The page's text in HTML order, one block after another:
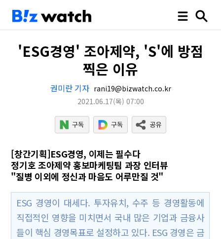
'ESG경영' 조아제약, 'S'에 방점
찍은 이유
권미란 기자 rani19@bizwatch.co.kr
2021.06.17(목) 07:00
[창간기획]ESG경영, 이제는 필수다
정기호 조아제약 홍보마케팅팀 과장 인터뷰
"질병 이외에 정신과 마음도 어루만질 것"
ESG 경영이 대세다. 투자유치, 수주 등 경영활동에
직접적인 영향을 미치면서 국내 많은 기업과 금융사
들이 핵심 경영목표로 설정하고 있다. ESG 경영은 금